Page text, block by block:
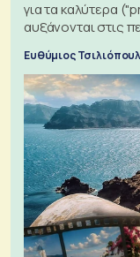
για τα καλύτερα
αυξάνονται στις
Ευθύμιος